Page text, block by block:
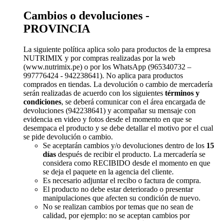
Cambios o devoluciones -
PROVINCIA
La siguiente política aplica solo para productos de la empresa
NUTRIMIX y por compras realizadas por la web
(www.nutrimix.pe) o por los WhatsApp (965340732 –
997776424 - 942238641). No aplica para productos
comprados en tiendas. La devolución o cambio de mercadería
serán realizadas de acuerdo con los siguientes términos y
condiciones, se deberá comunicar con el área encargada de
devoluciones (942238641) y acompañar su mensaje con
evidencia en video y fotos desde el momento en que se
desempaca el producto y se debe detallar el motivo por el cual
se pide devolución o cambio.
Se aceptarán cambios y/o devoluciones dentro de los 15
días después de recibir el producto. La mercadería se
considera como RECIBIDO desde el momento en que
se deja el paquete en la agencia del cliente.
Es necesario adjuntar el recibo o factura de compra.
El producto no debe estar deteriorado o presentar
manipulaciones que afecten su condición de nuevo.
No se realizan cambios por temas que no sean de
calidad, por ejemplo: no se aceptan cambios por